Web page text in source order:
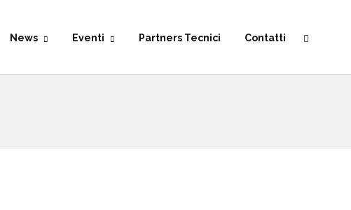
News Eventi Partners Tecnici Contatti